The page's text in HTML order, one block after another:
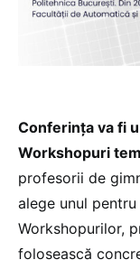
Conferința va fi
Workshopuri
profesorii de
alege unul
Workshopurilor,
folosească